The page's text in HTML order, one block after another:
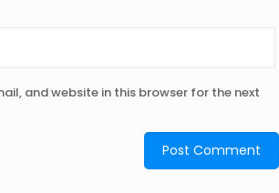
and website in this browser for the next